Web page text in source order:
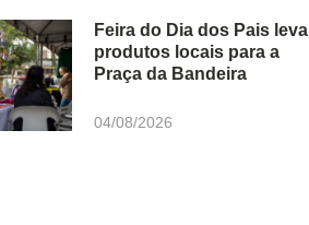
Feira do Dia dos Pais leva
produtos locais para a
Praça da Bandeira
04/08/2026